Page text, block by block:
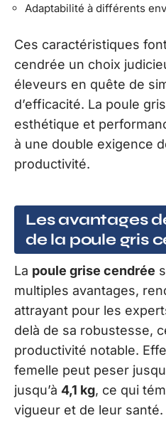
Adaptabilité à différents
Ces caractéristiques
cendrée un choix
éleveurs en quête de
d’efficacité. La poule
esthétique et
à une double exigence
productivité.
Les avantages
de la poule gris
La poule grise cendrée
multiples avantages,
attrayant pour les
delà de sa robustesse,
productivité notable.
femelle peut peser
jusqu’à 4,1 kg, ce qui
vigueur et de leur santé.